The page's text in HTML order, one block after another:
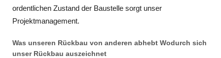
ordentlichen Zustand der Baustelle sorgt unser
Projektmanagement.
Was unseren Rückbau von anderen abhebt Wodurch sich
unser Rückbau auszeichnet